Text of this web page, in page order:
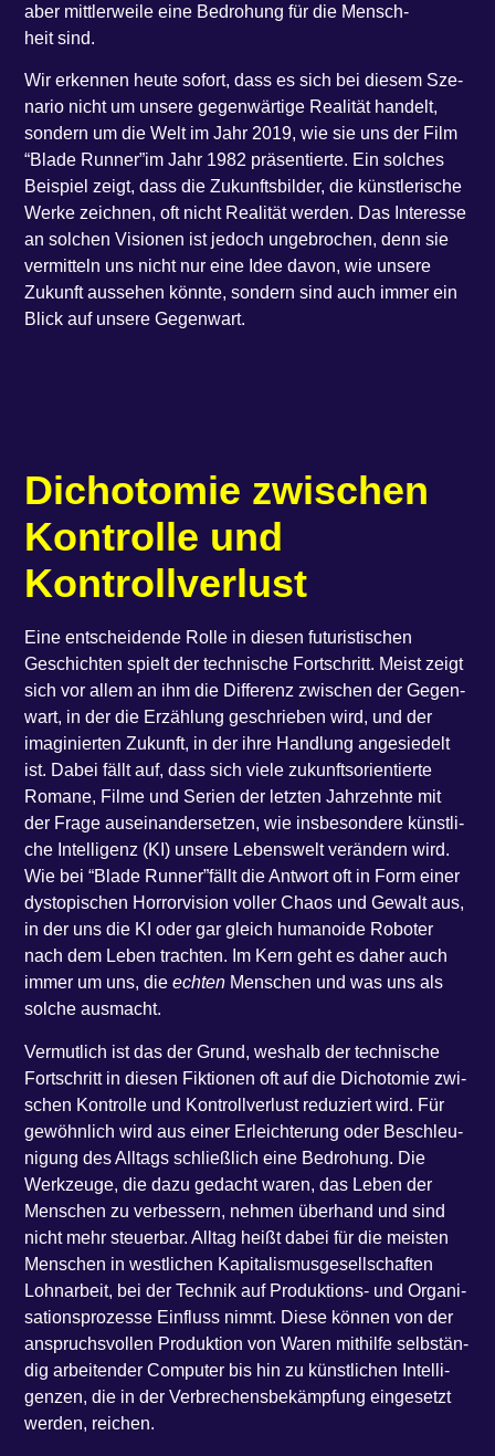
aber mitt­ler­wei­le eine Bedro­hung für die Mensch­
heit sind.
Wir erken­nen heu­te sofort, dass es sich bei die­sem Sze­
na­rio nicht um unse­re gegen­wär­ti­ge Rea­li­tät han­delt,
son­dern um die Welt im Jahr 2019, wie sie uns der Film ​
“Bla­de Run­ner”im Jahr 1982 prä­sen­tier­te. Ein sol­ches
Bei­spiel zeigt, dass die Zukunfts­bil­der, die künst­le­ri­sche
Wer­ke zeich­nen, oft nicht Rea­li­tät wer­den. Das Inter­es­se
an sol­chen Visio­nen ist jedoch unge­bro­chen, denn sie
ver­mit­teln uns nicht nur eine Idee davon, wie unse­re
Zukunft aus­se­hen könn­te, son­dern sind auch immer ein
Blick auf unse­re Gegenwart.
Dicho­to­mie zwi­schen
Kon­trol­le und
Kontrollverlust
Eine ent­schei­den­de Rol­le in die­sen futu­ris­ti­schen
Geschich­ten spielt der tech­ni­sche Fort­schritt. Meist zeigt
sich vor allem an ihm die Dif­fe­renz zwi­schen der Gegen­
wart, in der die Erzäh­lung geschrie­ben wird, und der
ima­gi­nier­ten Zukunft, in der ihre Hand­lung ange­sie­delt
ist. Dabei fällt auf, dass sich vie­le zukunfts­ori­en­tier­te
Roma­ne, Fil­me und Seri­en der letz­ten Jahr­zehn­te mit
der Fra­ge aus­ein­an­der­set­zen, wie ins­be­son­de­re künst­li­
che Intel­li­genz (KI) unse­re Lebens­welt ver­än­dern wird.
Wie bei ​“Bla­de Run­ner”fällt die Ant­wort oft in Form einer
dys­to­pi­schen Hor­ror­vi­si­on vol­ler Cha­os und Gewalt aus,
in der uns die KI oder gar gleich huma­noi­de Robo­ter
nach dem Leben trach­ten. Im Kern geht es daher auch
immer um uns, dieech­ten Men­schen und was uns als
sol­che ausmacht.
Ver­mut­lich ist das der Grund, wes­halb der tech­ni­sche
Fort­schritt in die­sen Fik­tio­nen oft auf die Dicho­to­mie zwi­
schen Kon­trol­le und Kon­troll­ver­lust redu­ziert wird. Für
gewöhn­lich wird aus einer Erleich­te­rung oder Beschleu­
ni­gung des All­tags schließ­lich eine Bedro­hung. Die
Werk­zeu­ge, die dazu gedacht waren, das Leben der
Men­schen zu ver­bes­sern, neh­men über­hand und sind
nicht mehr steu­er­bar. All­tag heißt dabei für die meis­ten
Men­schen in west­li­chen Kapi­ta­lis­mus­ge­sell­schaf­ten
Lohn­ar­beit, bei der Tech­nik auf Pro­duk­ti­ons- und Orga­ni­
sa­ti­ons­pro­zes­se Ein­fluss nimmt. Die­se kön­nen von der
anspruchs­vol­len Pro­duk­ti­on von Waren mit­hil­fe selb­stän­
dig arbei­ten­der Com­pu­ter bis hin zu künst­li­chen Intel­li­
gen­zen, die in der Ver­bre­chens­be­kämp­fung ein­ge­setzt
wer­den, reichen.